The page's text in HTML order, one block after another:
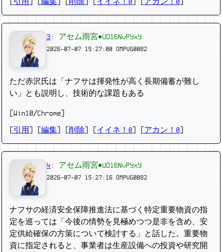
3 : アセム雨宮◆UD16NvPYxY
2026-07-07 15:27:00 OMPVG0082
ただ赤沢氏は「ナフサは揮発性が高く長期備蓄が難し
い」とも説明し、技術的な課題もある
[Win10/Chrome]
引用 編集 削除 イイネ！0 アカン！0
4 : アセム雨宮◆UD16NvPYxY
2026-07-07 15:27:16 OMPVG0082
ナフサの経済安全保障推進法に基づく特定重要物資の指
定を巡っては「今後の情勢を見極めつつ是非を含め、安
定供給確保の方策について検討する」と話した。重要物
資に指定されると、事業者は生産設備への投資や研究開